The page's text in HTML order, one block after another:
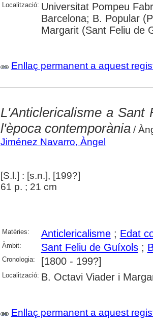
Localització: Universitat Pompeu
Barcelona; B. Popular
Margarit (Sant Feliu de
Enllaç permanent a aquest
L'Anticlericalisme a
l'època contemporània/
Jiménez Navarro, Àngel
[S.l.] : [s.n.], [199?]
61 p. ; 21 cm
Matèries: Anticlericalisme; Edat
Àmbit: Sant Feliu de Guíxols;
Cronologia: [1800 - 199?]
Localització: B. Octavi Viader i
Enllaç permanent a aquest